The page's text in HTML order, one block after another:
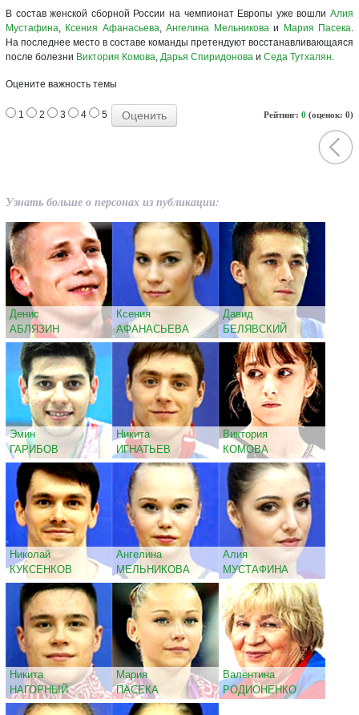
В состав женской сборной России на чемпионат Европы уже вошли Алия
Мустафина, Ксения Афанасьева,Ангелина Мельниковаи Мария Пасека.
На последнее место в составе команды претендуют восстанавливающаяся
после болезни Виктория Комова, Дарья Спиридонова и Седа Тутхалян.
Оцените важность темы
Рейтинг: 0 (оценок: 0)
1 2 3 4 5
Узнать больше о персонах из публикации:
Денис
АБЛЯЗИН
Ксения
АФАНАСЬЕВА
Давид
БЕЛЯВСКИЙ
Эмин
ГАРИБОВ
Никита
ИГНАТЬЕВ
Виктория
КОМОВА
Николай
КУКСЕНКОВ
Ангелина
МЕЛЬНИКОВА
Алия
МУСТАФИНА
Никита
НАГОРНЫЙ
Мария
ПАСЕКА
Валентина
РОДИОНЕНКО